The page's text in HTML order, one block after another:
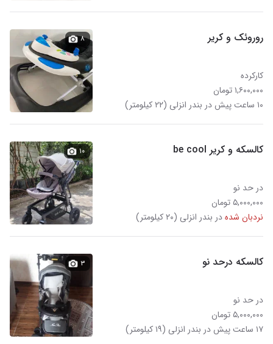
روروئک و کریر
کارکرده
۱,۶۰۰,۰۰۰ تومان
۱۰ ساعت پیش در بندر انزلی (۲۲ کیلومتر)
۸
کالسکه و کریر be cool
در حد نو
۵,۰۰۰,۰۰۰ تومان
نردبان شدهدر بندر انزلی (۲۰ کیلومتر)
۱۰
کالسکه درحد نو
در حد نو
۵,۰۰۰,۰۰۰ تومان
۱۷ ساعت پیش در بندر انزلی (۱۹ کیلومتر)
۳